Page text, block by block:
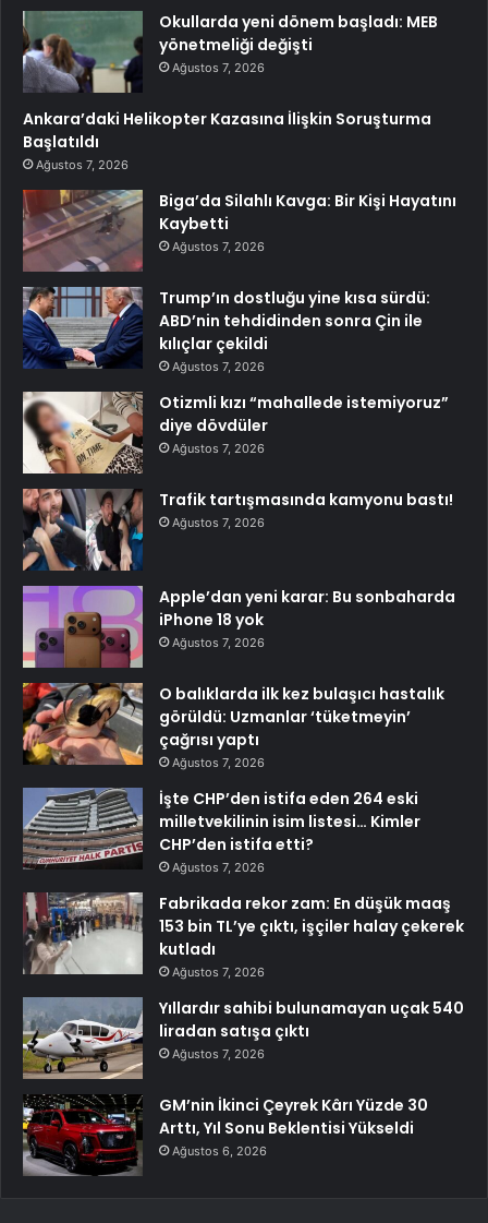
Okullarda yeni dönem başladı: MEB
yönetmeliği değişti
Ağustos 7, 2026
Ankara’daki Helikopter Kazasına İlişkin Soruşturma
Başlatıldı
Ağustos 7, 2026
Biga’da Silahlı Kavga: Bir Kişi Hayatını
Kaybetti
Ağustos 7, 2026
Trump’ın dostluğu yine kısa sürdü:
ABD’nin tehdidinden sonra Çin ile
kılıçlar çekildi
Ağustos 7, 2026
Otizmli kızı “mahallede istemiyoruz”
diye dövdüler
Ağustos 7, 2026
Trafik tartışmasında kamyonu bastı!
Ağustos 7, 2026
Apple’dan yeni karar: Bu sonbaharda
iPhone 18 yok
Ağustos 7, 2026
O balıklarda ilk kez bulaşıcı hastalık
görüldü: Uzmanlar ‘tüketmeyin’
çağrısı yaptı
Ağustos 7, 2026
İşte CHP’den istifa eden 264 eski
milletvekilinin isim listesi… Kimler
CHP’den istifa etti?
Ağustos 7, 2026
Fabrikada rekor zam: En düşük maaş
153 bin TL’ye çıktı, işçiler halay çekerek
kutladı
Ağustos 7, 2026
Yıllardır sahibi bulunamayan uçak 540
liradan satışa çıktı
Ağustos 7, 2026
GM’nin İkinci Çeyrek Kârı Yüzde 30
Arttı, Yıl Sonu Beklentisi Yükseldi
Ağustos 6, 2026